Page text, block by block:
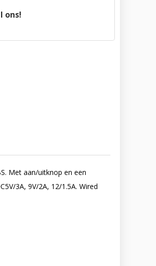
ons!
Met aan/uitknop en een
3A, 9V/2A, 12/1.5A. Wired